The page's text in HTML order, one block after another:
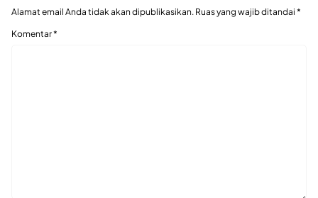
Alamat email Anda tidak akan dipublikasikan. Ruas yang wajib ditandai *
Komentar*